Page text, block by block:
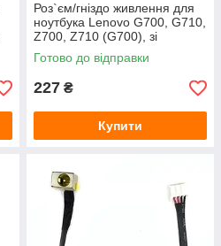
Роз`єм/гніздо живлення для
ноутбука Lenovo G700, G710,
Z700, Z710 (G700), зі
шлейфом
Готово до відправки
227 ₴
Купити